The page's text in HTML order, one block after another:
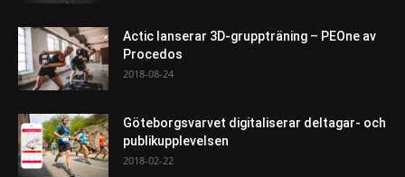
Actic lanserar 3D-gruppträning – PEOne av
Procedos
2018-08-24
Göteborgsvarvet digitaliserar deltagar- och
publikupplevelsen
2018-02-22